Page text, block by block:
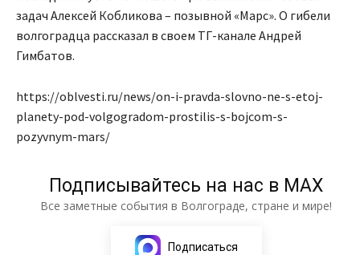
задач Алексей Кобликова – позывной «Марс». О гибели
волгоградца рассказал в своем ТГ-канале Андрей
Гимбатов.
https://oblvesti.ru/news/on-i-pravda-slovno-ne-s-etoj-
planety-pod-volgogradom-prostilis-s-bojcom-s-
pozyvnym-mars/
Подписывайтесь на нас в МАХ
Все заметные события в Волгограде, стране и мире!
Подписаться